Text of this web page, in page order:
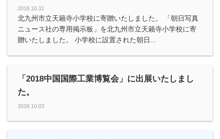
2018.10.31
北九州市立天籟寺小学校に寄贈いたしました。 「朝日写真
ニュース社の専用掲示板」を北九州市立天籟寺小学校に寄
贈いたしました。 小学校に設置された朝日...
「2018中国国際工業博覧会」に出展いたしまし
た。
2018.10.03